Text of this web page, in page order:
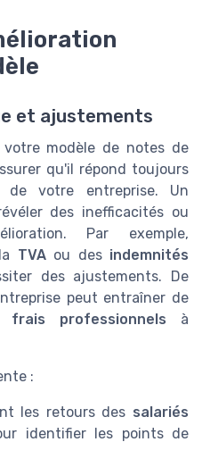
et ajustements
modèle de notes de
qu'il répond toujours
de votre entreprise. Un
des inefficacités ou
Par exemple,
TVAou des indemnités
des ajustements. De
peut entraîner de
frais professionnels à
:
les retours des salariés
identifier les points de